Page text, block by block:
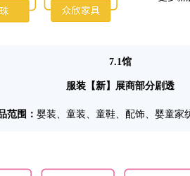
7.1馆
服装【新】展商部分剧透
范围： 婴装、童装、童鞋、配饰、婴童家